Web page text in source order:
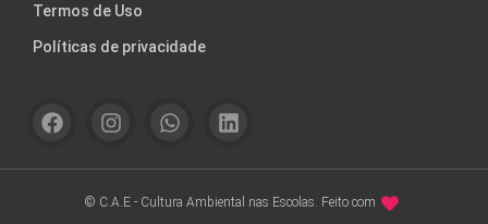
Termos de Uso
Políticas de privacidade
© C.A.E - Cultura Ambiental nas Escolas. Feito com